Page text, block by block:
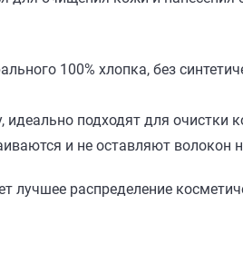
100% хлопка, без
подходят для очистки
и не оставляют волокон
лучшее распределение